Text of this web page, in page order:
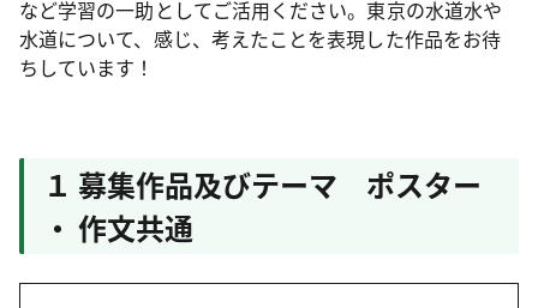
など学習の一助としてご活用ください。東京の水道水や
水道について、感じ、考えたことを表現した作品をお待
ちしています！
１ 募集作品及びテーマ ポスター
・ 作文共通